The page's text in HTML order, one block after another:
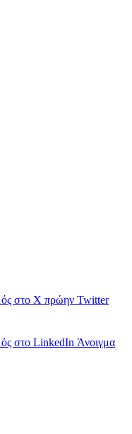
στο X πρώην Twitter
στο LinkedIn Άνοιγμα